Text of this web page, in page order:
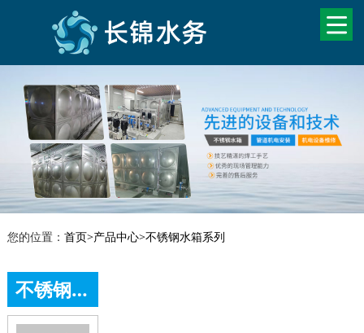
您的位置： 首页>产品中心>不锈钢水箱系列
不锈钢水箱系列